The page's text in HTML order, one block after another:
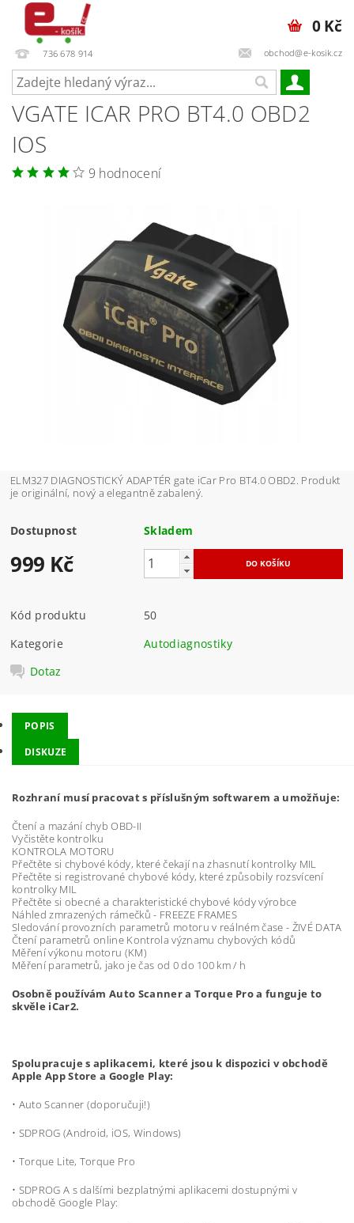
736 678 914 obchod@e-kosik.cz
0 Kč
VGATE ICAR PRO BT4.0 OBD2
IOS
9 hodnocení
ELM327 DIAGNOSTICKÝ ADAPTÉR gate iCar Pro BT4.0 OBD2. Produkt
je originální, nový a elegantně zabalený.
Dostupnost Skladem
999 Kč
Kód produktu
50
Kategorie
Autodiagnostiky
Dotaz
POPIS
DISKUZE
Rozhraní musí pracovat s příslušným softwarem a umožňuje:
Čtení a mazání chyb OBD-II
Vyčistěte kontrolku
KONTROLA MOTORU
Přečtěte si chybové kódy, které čekají na zhasnutí kontrolky MIL
Přečtěte si registrované chybové kódy, které způsobily rozsvícení
kontrolky MIL
Přečtěte si obecné a charakteristické chybové kódy výrobce
Náhled zmrazených rámečků - FREEZE FRAMES
Sledování provozních parametrů motoru v reálném čase - ŽIVÉ DATA
Čtení parametrů online Kontrola významu chybových kódů
Měření výkonu motoru (KM)
Měření parametrů, jako je čas od 0 do 100 km / h
Osobně používám Auto Scanner a Torque Pro a funguje to
skvěle iCar2.
Spolupracuje s aplikacemi, které jsou k dispozici v obchodě
Apple App Store a Google Play:
• Auto Scanner (doporučuji!)
• SDPROG (Android, iOS, Windows)
• Torque Lite, Torque Pro
• SDPROG A s dalšími bezplatnými aplikacemi dostupnými v
obchodě Google Play: